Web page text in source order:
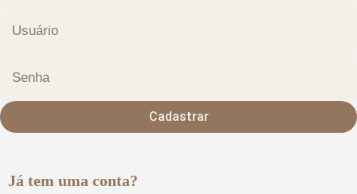
Cadastrar
Já tem uma conta?